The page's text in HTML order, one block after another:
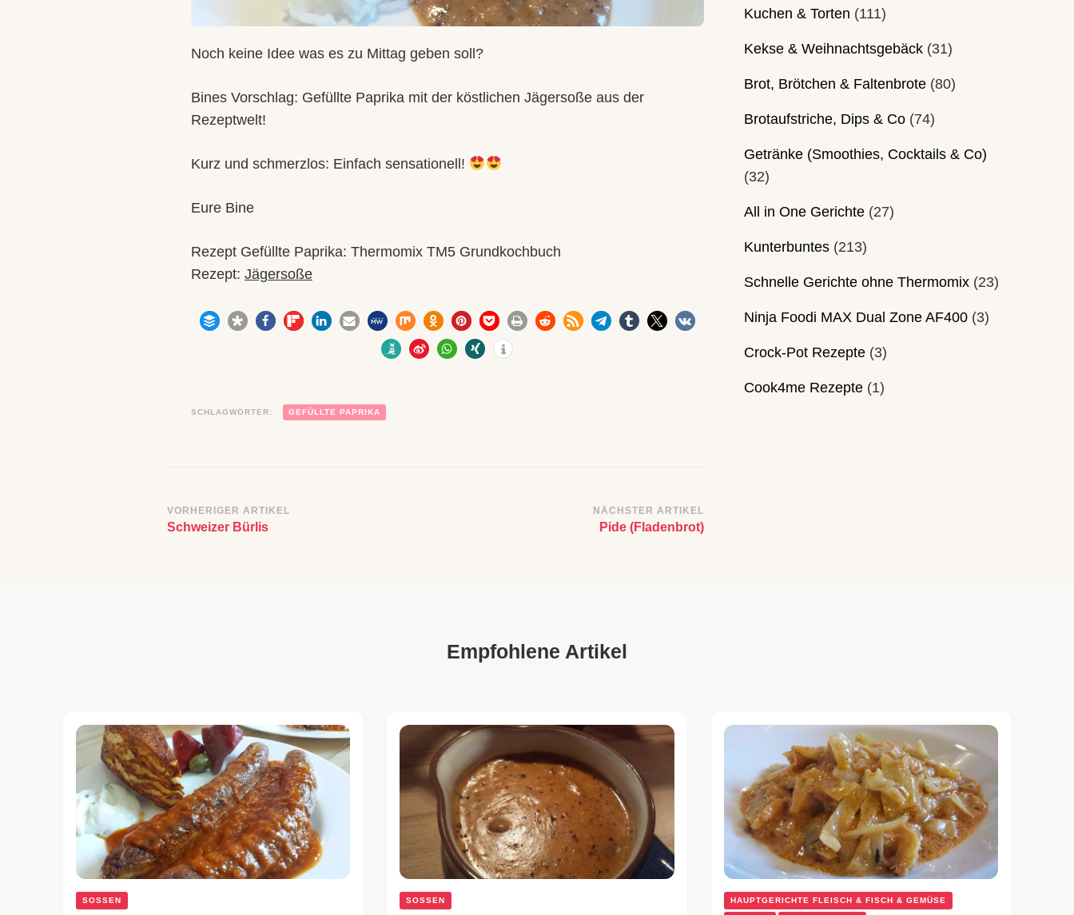
Noch keine Idee was es zu Mittag geben soll?
Bines Vorschlag: Gefüllte Paprika mit der köstlichen Jägersoße aus der
Rezeptwelt!
Kurz und schmerzlos: Einfach sensationell!
Eure Bine
Rezept Gefüllte Paprika: Thermomix TM5 Grundkochbuch
Rezept: Jägersoße
SCHLAGWÖRTER: GEFÜLLTE PAPRIKA
Beitragsnavigation
VORHERIGER ARTIKEL
Schweizer Bürlis
NÄCHSTER ARTIKEL
Pide (Fladenbrot)
Kuchen & Torten (111)
Kekse & Weihnachtsgebäck(31)
Brot, Brötchen & Faltenbrote(80)
Brotaufstriche, Dips & Co(74)
Getränke (Smoothies, Cocktails & Co)
(32)
All in One Gerichte(27)
Kunterbuntes(213)
Schnelle Gerichte ohne Thermomix(23)
Ninja Foodi MAX Dual Zone AF400(3)
Crock-Pot Rezepte(3)
Cook4me Rezepte(1)
Empfohlene Artikel
SOSSEN SOSSEN HAUPTGERICHTE FLEISCH & FISCH & GEMÜSE